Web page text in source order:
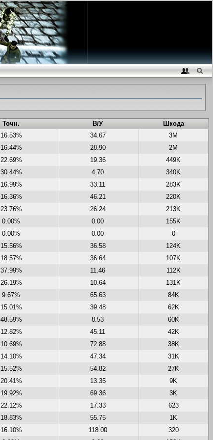
Точн. В/У
Шкода
16.53% 34.67
3M
16.44% 28.90
2M
22.69% 19.36
449K
30.44% 4.70
340K
16.99% 33.11
283K
16.36% 46.21
220K
23.76% 26.24
213K
0.00% 0.00
155K
0.00% 0.00
0
15.56% 36.58
124K
18.57% 36.64
107K
37.99% 11.46
112K
26.19% 10.64
131K
9.67% 65.63
84K
15.01% 39.48
62K
48.59% 8.53
60K
12.82% 45.11
42K
10.69% 72.88
38K
14.10% 47.34
31K
15.52% 54.82
27K
20.41% 13.35
9K
19.92% 69.36
3K
22.12% 17.33
623
18.83% 55.75
1K
16.10% 118.00
320